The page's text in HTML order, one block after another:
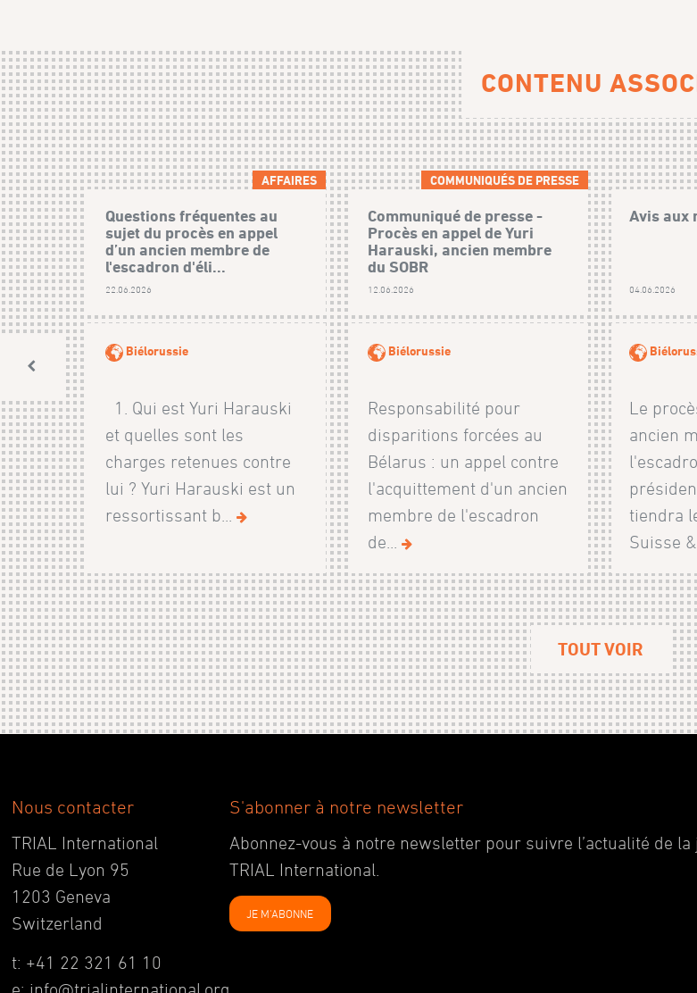
CONTENU
AFFAIRES
Questions fréquentes au
sujet du procès en appel
d’un ancien membre de
l'escadron d'éli...
22.06.2026
Biélorussie
1. Qui est Yuri Harauski
et quelles sont les
charges retenues contre
lui ? Yuri Harauski est un
ressortissant b...
COMMUNIQUÉS DE PRESSE
Communiqué de presse -
Procès en appel de Yuri
Harauski, ancien membre
du SOBR
12.06.2026
Biélorussie
Responsabilité pour
disparitions forcées au
Bélarus : un appel contre
l'acquittement d'un ancien
membre de l'escadron
de...
Avis aux
04.06.2026
Le
ancien
tiendra
Suisse
TOUT VOIR
Nous contacter
TRIAL International
Rue de Lyon 95
1203 Geneva
Switzerland
t: +41 22 321 61 10
S'abonner à notre newsletter
Abonnez-vous à notre newsletter pour suivre l’actualité de
TRIAL International.
JE M'ABONNE